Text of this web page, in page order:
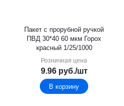
Пакет с прорубной ручкой
ПВД 30*40 60 мкм Горох
красный 1/25/1000
Розничная цена
9.96руб./шт
В корзину